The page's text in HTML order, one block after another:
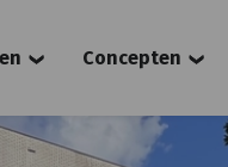
Concepten